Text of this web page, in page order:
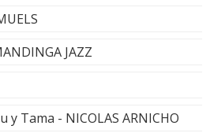
JAZZ
y Tama - NICOLAS ARNICHO